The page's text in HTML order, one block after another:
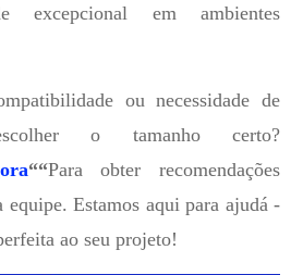
excepcional em ambientes
ou necessidade de
o tamanho certo?
““Para obter recomendações
equipe. Estamos aqui para ajudá -
ao seu projeto!